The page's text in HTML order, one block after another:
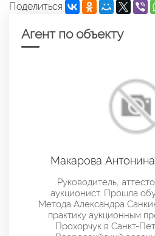
Поделиться
Агент по объекту
Макарова
Руководитель,
аукционист. Прошла
Метода Александра
практику аукционным
Прохорчук в Санкт-